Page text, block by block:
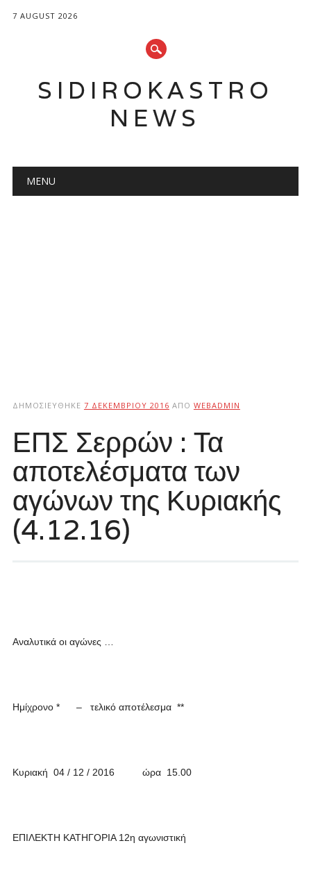
7 AUGUST 2026
SIDIROKASTRO
NEWS
Main menu
MENU
ΔΗΜΟΣΙΕΎΘΗΚΕ 7 ΔΕΚΕΜΒΡΊΟΥ 2016 ΑΠΌ WEBADMIN
ΕΠΣ Σερρών : Τα
αποτελέσματα των
αγώνων της Κυριακής
(4.12.16)
Αναλυτικά οι αγώνες …
Ημίχρονο * – τελικό αποτέλεσμα **
Κυριακή 04 / 12 / 2016 ώρα 15.00
ΕΠΙΛΕΚΤΗ ΚΑΤΗΓΟΡΙΑ 12η αγωνιστική